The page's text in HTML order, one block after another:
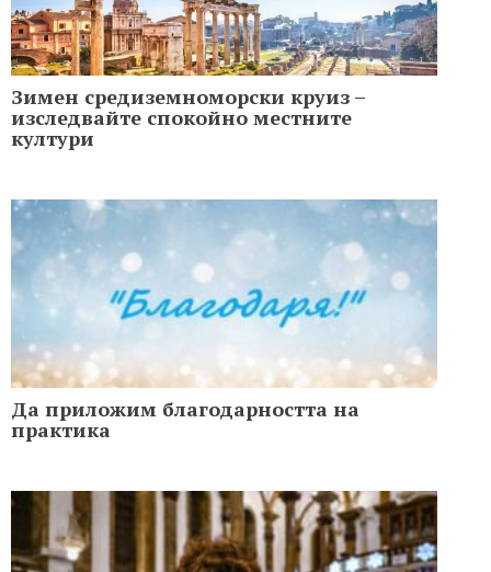
Зимен средиземноморски круиз –
изследвайте спокойно местните
култури
Да приложим благодарността на
практика